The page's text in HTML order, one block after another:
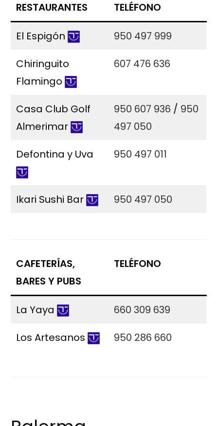
RESTAURANTES TELÉFONO
El Espigón 950 497 999
Chiringuito
Flamingo
607 476 636
Casa Club Golf
Almerimar
950 607 936 / 950
497 050
Defontina y Uva 950 497 011
Ikari Sushi Bar 950 497 050
CAFETERÍAS,
BARES Y PUBS
TELÉFONO
La Yaya 660 309 639
Los Artesanos 950 286 660